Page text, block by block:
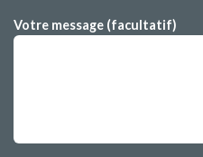
Votre message (facultatif)